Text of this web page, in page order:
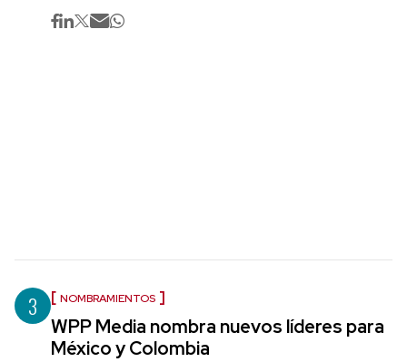
3 NOMBRAMIENTOS
WPP Media nombra nuevos líderes para
México y Colombia